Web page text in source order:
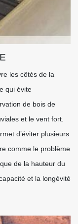
les côtés de la
qui évite
de bois de
et le vent fort.
d’éviter plusieurs
comme le problème
de la hauteur du
et la longévité